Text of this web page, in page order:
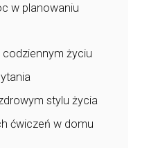
w planowaniu
życiu
stylu życia
ćwiczeń w domu